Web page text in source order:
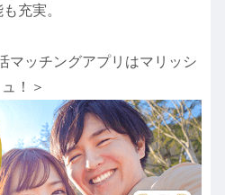
充実。
マッチングアプリはマリッシ
ュ！＞